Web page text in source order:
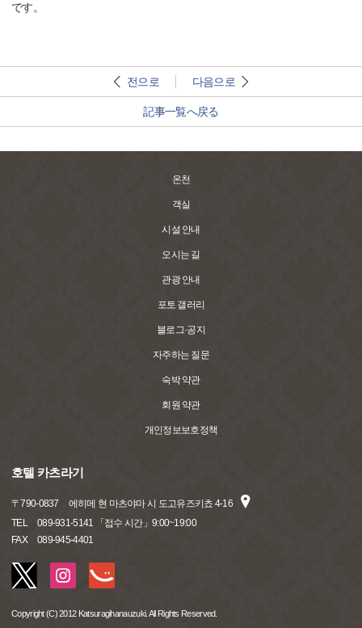
です。
전으로 다음으로
記事一覧へ戻る
온천
객실
시설 안내
오시는 길
관광 안내
포토 갤러리
블로그·공지
자주하는 질문
숙박 약관
회원 약관
개인정보보호정책
호텔 카츠라기
〒790-0837
에히메 현 마츠야마 시 도고유즈키쵸 4-16
TEL
089-931-5141 「접수 시간」9:00~19:00
FAX
089-945-4401
Copyright (C) 2012 Katsuragihanauzuki. All Rights Reserved.